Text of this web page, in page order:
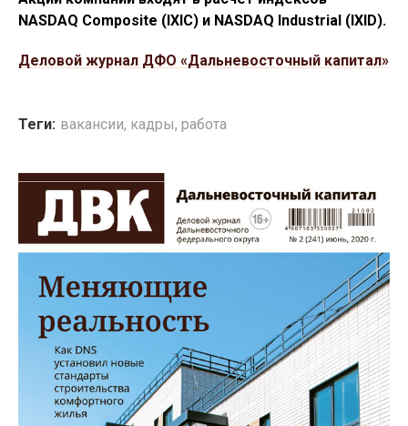
NASDAQ Composite (IXIC) и NASDAQ Industrial (IXID).
Деловой журнал ДФО «Дальневосточный капитал»
Теги: вакансии, кадры, работа